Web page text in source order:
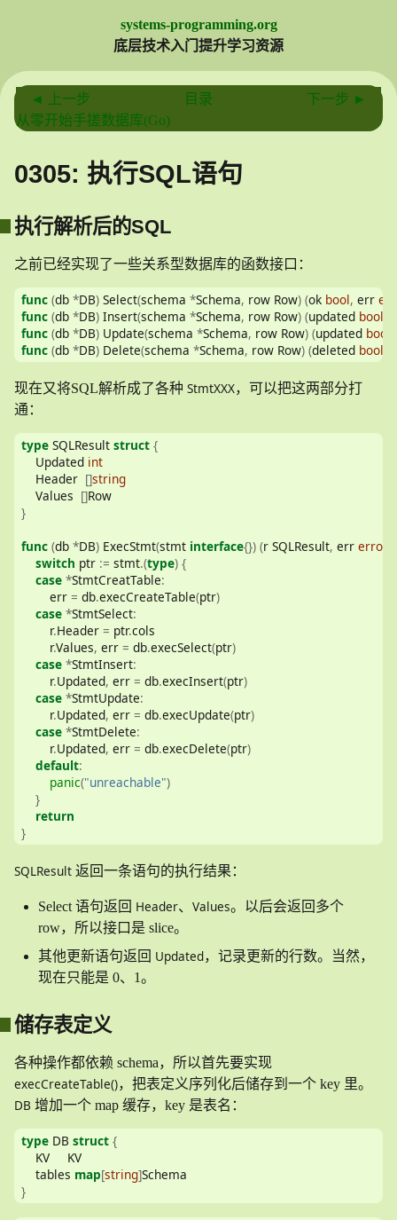
systems-programming.org
底层技术入门提升学习资源
◄ 上一步 目录
下一步 ►
从零开始手搓数据库(Go)
0305: 执行SQL语句
执行解析后的SQL
之前已经实现了一些关系型数据库的函数接口：
func (db *DB) Select(schema *Schema, row Row) (ok bool, err
func (db *DB) Insert(schema *Schema, row Row) (updated bool
func (db *DB) Update(schema *Schema, row Row) (updated bool
func (db *DB) Delete(schema *Schema, row Row) (deleted bool
现在又将SQL解析成了各种 StmtXXX，可以把这两部分打
通：
type SQLResult struct {
    Updated
int
    Header
[]string
    Values
[]Row
}
func (db *DB) ExecStmt(stmt interface{}) (r SQLResult, err error
switch ptr := stmt.(type) {
case *StmtCreatTable:
        err
= db.execCreateTable(ptr)
case *StmtSelect:
        r
.Header = ptr.cols
        r
.Values, err = db.execSelect(ptr)
case *StmtInsert:
        r
.Updated, err = db.execInsert(ptr)
case *StmtUpdate:
        r
.Updated, err = db.execUpdate(ptr)
case *StmtDelete:
        r
.Updated, err = db.execDelete(ptr)
default:
panic("unreachable")
}
return
}
SQLResult 返回一条语句的执行结果：
Select 语句返回 Header、Values。以后会返回多个
row，所以接口是 slice。
其他更新语句返回 Updated，记录更新的行数。当然，
现在只能是 0、1。
储存表定义
各种操作都依赖 schema，所以首先要实现
execCreateTable()，把表定义序列化后储存到一个 key 里。
DB 增加一个 map 缓存，key 是表名：
type DB struct {
    KV     KV
    tables
map[string]Schema
}